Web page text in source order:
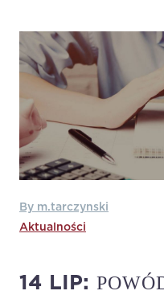
By m.tarczynski
Aktualności
14 LIP: